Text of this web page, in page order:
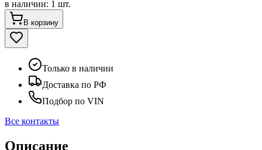
в наличии: 1 шт.
В корзину
Только в наличии
Доставка по РФ
Подбор по VIN
Все контакты
Описание